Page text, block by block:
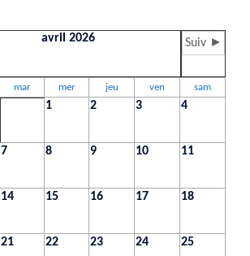
avril 2026 Suiv ►
mar mer jeu ven sam
1 2 3 4
7 8 9 10 11
14 15 16 17 18
21 22 23 24 25